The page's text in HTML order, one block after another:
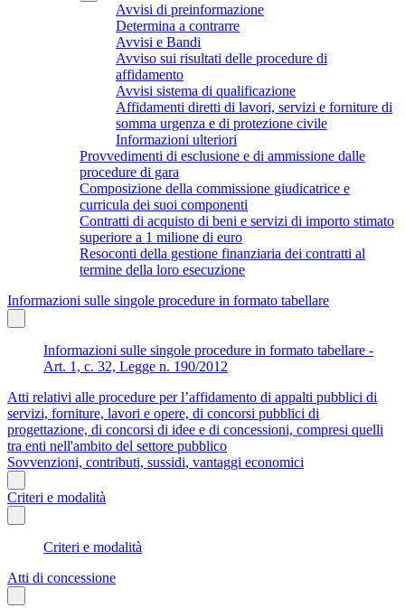
Avvisi di preinformazione
Determina a contrarre
Avvisi e Bandi
Avviso sui risultati delle procedure di
affidamento
Avvisi sistema di qualificazione
Affidamenti diretti di lavori, servizi e forniture di
somma urgenza e di protezione civile
Informazioni ulteriori
Provvedimenti di esclusione e di ammissione dalle
procedure di gara
Composizione della commissione giudicatrice e
curricula dei suoi componenti
Contratti di acquisto di beni e servizi di importo stimato
superiore a 1 milione di euro
Resoconti della gestione finanziaria dei contratti al
termine della loro esecuzione
Informazioni sulle singole procedure in formato tabellare
Informazioni sulle singole procedure in formato tabellare -
Art. 1, c. 32, Legge n. 190/2012
Atti relativi alle procedure per l’affidamento di appalti pubblici di
servizi, forniture, lavori e opere, di concorsi pubblici di
progettazione, di concorsi di idee e di concessioni, compresi quelli
tra enti nell'ambito del settore pubblico
Sovvenzioni, contributi, sussidi, vantaggi economici
Criteri e modalità
Criteri e modalità
Atti di concessione